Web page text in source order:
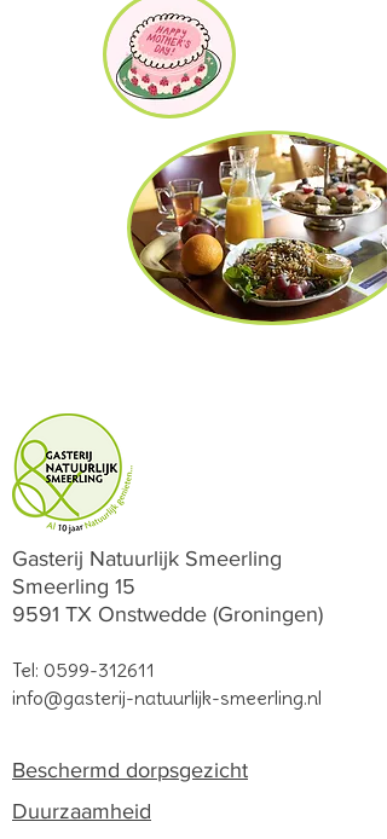
Gasterij Natuurlijk Smeerling
Smeerling 15
9591 TX Onstwedde (Groningen)
Tel: 0599-312611
info@gasterij-natuurlijk-smeerling.nl
Beschermd dorpsgezicht
Duurzaamheid